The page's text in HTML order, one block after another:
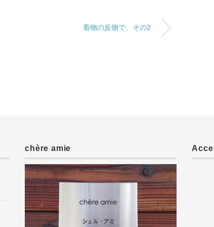
着物の反物で、その2
chère amie